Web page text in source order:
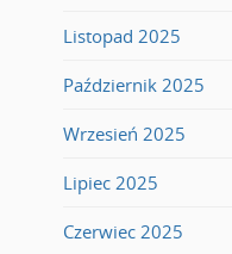
Listopad 2025
Październik 2025
Wrzesień 2025
Lipiec 2025
Czerwiec 2025